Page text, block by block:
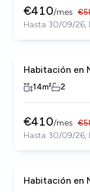
€410/mes €
Hasta 30/09/26,
Habitación en
14m² 2
€410/mes €
Hasta 30/09/26,
Habitación en